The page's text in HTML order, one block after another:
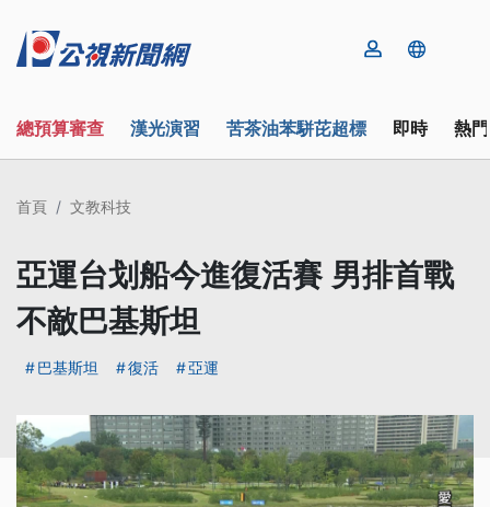
總預算審查 漢光演習 苦茶油苯駢芘超標 即時 熱
首頁 文教科技
亞運台划船今進復活賽 男排首戰
不敵巴基斯坦
巴基斯坦 復活 亞運